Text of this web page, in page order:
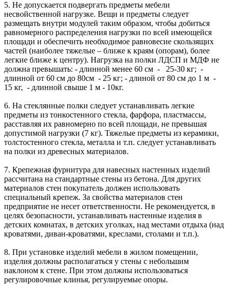
5. Не допускается подвергать предметы мебели
несвойственной нагрузке. Вещи и предметы следует
размещать внутри модулей таким образом, чтобы добиться
равномерного распределения нагрузки по всей имеющейся
площади и обеспечить необходимое равновесие скользящих
частей (наиболее тяжелые – ближе к краям (опорам), более
легкие ближе к центру). Нагрузка на полки ЛДСП и МДФ не
должна превышать: - длинной менее 60 см - 25-30 кг; -
длинной от 60 см до 80см - 25 кг; - длиной от 80 см до 1 м -
15 кг, - длинной свыше 1 м - 10кг.
6. На стеклянные полки следует устанавливать легкие
предметы из тонкостенного стекла, фарфора, пластмассы,
расставляя их равномерно по всей площади, не превышая
допустимой нагрузки (7 кг). Тяжелые предметы из керамики,
толстостенного стекла, металла и т.п. следует устанавливать
на полки из древесных материалов.
7. Крепежная фурнитура для навесных настенных изделий
рассчитана на стандартные стены из бетона. Для других
материалов стен покупатель должен использовать
специальный крепеж. За свойства материалов стен
предприятие не несет ответственности. Не рекомендуется, в
целях безопасности, устанавливать настенные изделия в
детских комнатах, в детских уголках, над местами отдыха (над
кроватями, диван-кроватями, креслами, столами и т.п.).
8. При установке изделий мебели в жилом помещении,
изделия должны располагаться у стены с небольшим
наклоном к стене. При этом должны использоваться
регулировочные клинья, регулируемые опоры.